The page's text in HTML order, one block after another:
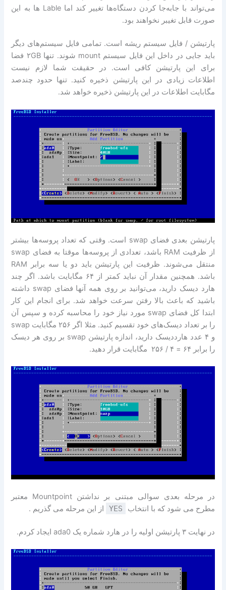
می‌تواند با جابه‌جا کردن دستگاه‌ها تغییر کند اما Lable ها به این
صورت قابل تغیبر نخواهند بود.
پارتیشن / فایل سیستم ریشه است. تمامی فایل سیستم‌های دیگر
باید جایی در داخل این فایل سیستم mount شوند. تنها ۲GB فضا
برای این پارتیشن کافی است. در حقیقت شما لازم نیست
اطلاعات زیادی در این پارتیشن ذخیره کنید. تنها حدود چندصد
مگابایت اطلاعات در این پارتیشن ذخیره خواهد شد.
پارتیشن بعدی فضای swap است. وقتی که تعداد پروسه‌ها بیشتر
از ظرفیت RAM باشد، تعدادی از پروسه‌ها موقتا به فضای swap
منتقل می‌شوند. ظرفیت این پارتیشن باید دو یا سه برابر RAM
باشد. همچنین مقدار آن نباید کمتر از ۶۴ مگابایت باشد. اگر چند
هارد دیسک دارید، می‌توانید بر روی همه آنها فضای swap داشته
باشید که باعث بالا رفتن سرعت خواهد شد. برای انجام این کار
ابتدا کل فضای swap مورد نیاز خود را محاسبه کرده و سپس آن
را بر تعداد دیسک‌های خود تقسیم کنید. مثلا اگر ۲۵۶ مگابایت swap
و ۴ عدد هارددیسک دارید، اندازه پارتیشن swap بر روی هر دیسک
را برابر ‎ ۲۵۶ / ۴ = ۶۴ مگابایت قرار دهید.
در مرحله بعدی سوالی مبتنی بر نداشتن Mountpoint معتبر
مطرح می شود که با انتخاب
YES از این مرحله می گذریم .
در نهایت ۳ پارتیشن اولیه را در هارد شماره یک ada0 ایجاد کردم.